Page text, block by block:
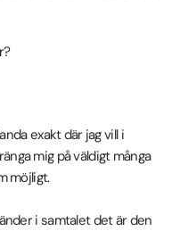
exakt där jag vill i
mig på väldigt många
möjligt.
i samtalet det är den